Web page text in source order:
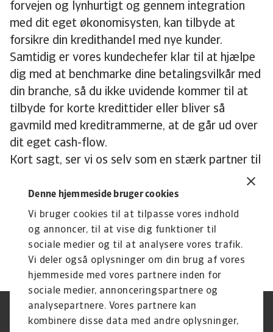
Denne hjemmeside bruger cookies
Vi bruger cookies til at tilpasse vores indhold
og annoncer, til at vise dig funktioner til
sociale medier og til at analysere vores trafik.
Vi deler også oplysninger om din brug af vores
hjemmeside med vores partnere inden for
sociale medier, annonceringspartnere og
analysepartnere. Vores partnere kan
kombinere disse data med andre oplysninger,
forvejen og lynhurtigt og gennem integration
med dit eget økonomisysten, kan tilbyde at
forsikre din kredithandel med nye kunder.
Samtidig er vores kundechefer klar til at hjælpe
dig med at benchmarke dine betalingsvilkår med
din branche, så du ikke uvidende kommer til at
tilbyde for korte kredittider eller bliver så
gavmild med kreditrammerne, at de går ud over
dit eget cash-flow.
Kort sagt, ser vi os selv som en stærk partner til
kreditstyring, når du skal udvide din forretning,
hvad enten det er med en ny online platform, på
nye markeder eller begge dele.
(Link til artikel om øget omsætning.)
Legal Notice
Privatlivspolitik